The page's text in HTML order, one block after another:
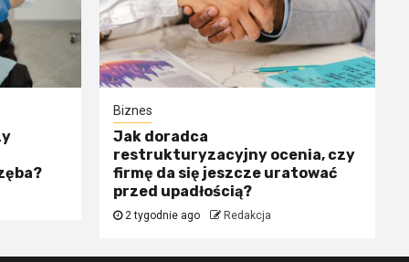
Biznes
Jak doradca
restrukturyzacyjny ocenia, czy
firmę da się jeszcze uratować
przed upadłością?
2 tygodnie ago Redakcja